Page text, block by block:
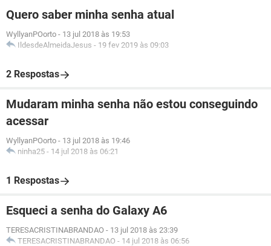
Quero saber minha senha atual
WyllyanPOorto - 13 jul 2018 às 19:53
IldesdeAlmeidaJesus - 19 fev 2019 às 09:03
2 Respostas
Mudaram minha senha não estou conseguindo
acessar
WyllyanPOorto - 13 jul 2018 às 19:46
ninha25 - 14 jul 2018 às 06:21
1 Respostas
Esqueci a senha do Galaxy A6
TERESACRISTINABRANDAO - 13 jul 2018 às 23:39
TERESACRISTINABRANDAO - 14 jul 2018 às 06:56